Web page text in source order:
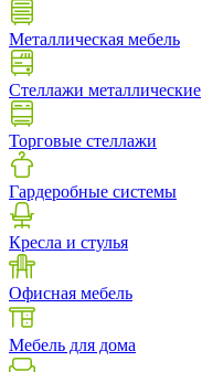
Металлическая мебель
Стеллажи металлические
Торговые стеллажи
Гардеробные системы
Кресла и стулья
Офисная мебель
Мебель для дома